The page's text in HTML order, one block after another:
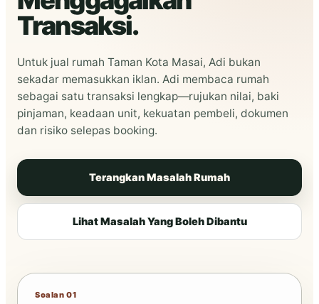
Transaksi.
Untuk jual rumah Taman Kota Masai, Adi bukan
sekadar memasukkan iklan. Adi membaca rumah
sebagai satu transaksi lengkap—rujukan nilai, baki
pinjaman, keadaan unit, kekuatan pembeli, dokumen
dan risiko selepas booking.
Terangkan Masalah Rumah
Lihat Masalah Yang Boleh Dibantu
Soalan 01